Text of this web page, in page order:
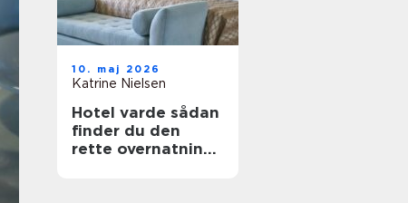
10. maj 2026
Katrine Nielsen
Hotel varde sådan
finder du den
rette overnatning